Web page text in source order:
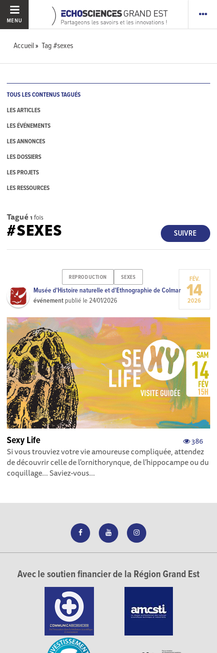
MENU
Accueil Tag #sexes
TOUS LES CONTENUS TAGUÉS
LES ARTICLES
LES ÉVÉNEMENTS
LES ANNONCES
LES DOSSIERS
LES PROJETS
LES RESSOURCES
Tagué 1 fois
SUIVRE
#SEXES
REPRODUCTION SEXES
Musée d'Histoire naturelle et d'Ethnographie de Colmar
événement publié le24/01/2026
FÉV.
14
2026
386
Sexy Life
Si vous trouviez votre vie amoureuse compliquée, attendez
de découvrir celle de l'ornithorynque, de l’hippocampe ou du
coquillage... Saviez-vous...
Avec le soutien financier de la Région Grand Est